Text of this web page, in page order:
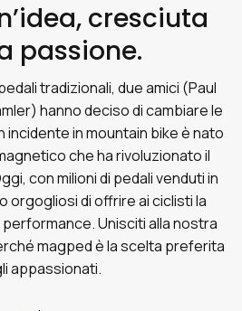
cresciuta
passione.
tradizionali, due amici (Paul
hanno deciso di cambiare le
incidente in mountain bike è nato
che ha rivoluzionato il
con milioni di pedali venduti in
orgogliosi di offrire ai ciclisti la
Unisciti alla nostra
magped è la scelta preferita
appassionati.